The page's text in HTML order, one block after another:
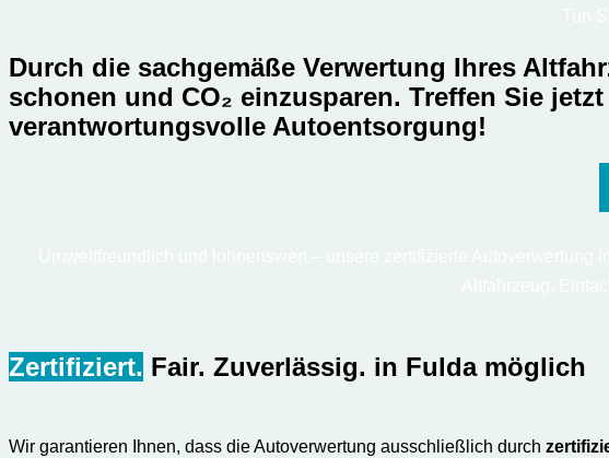
Durch die sachgemäße Verwertung Ihres
schonen und CO₂ einzusparen. Treffen Sie
verantwortungsvolle Autoentsorgung!
Zertifiziert. Fair. Zuverlässig. in Fulda möglich
Wir garantieren Ihnen, dass die Autoverwertung ausschließlich durch